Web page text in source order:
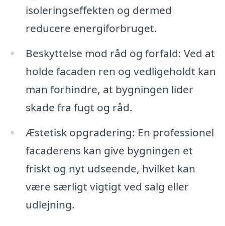
isoleringseffekten og dermed
reducere energiforbruget.
Beskyttelse mod råd og forfald: Ved at
holde facaden ren og vedligeholdt kan
man forhindre, at bygningen lider
skade fra fugt og råd.
Æstetisk opgradering: En professionel
facaderens kan give bygningen et
friskt og nyt udseende, hvilket kan
være særligt vigtigt ved salg eller
udlejning.